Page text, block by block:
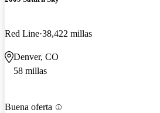
Red Line 38,422 millas
Denver, CO
58 millas
Buena oferta